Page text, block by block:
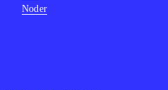
100
Noder